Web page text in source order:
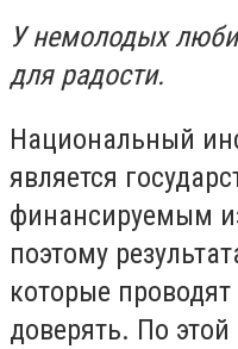
У немолодых
для радости.
Национальный
является
финансируемым
поэтому
которые
доверять. По